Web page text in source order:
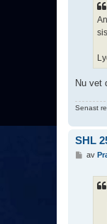
Nu vet
Senast
SHL
av